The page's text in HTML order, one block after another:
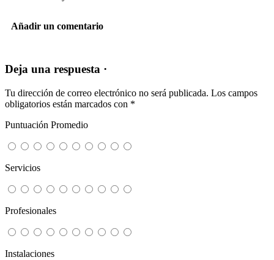
Añadir un comentario
Deja una respuesta ·
Tu dirección de correo electrónico no será publicada. Los campos
obligatorios están marcados con *
Puntuación Promedio
Servicios
Profesionales
Instalaciones